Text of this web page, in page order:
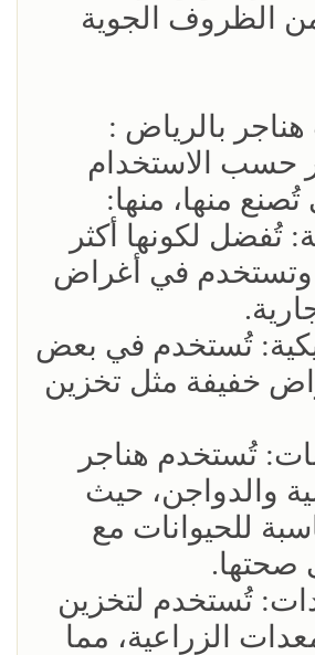
الظروف الجوية
هناجر بالرياض :
حسب الاستخدام
تُصنع منها، منها:
تُفضل لكونها أكثر
وتستخدم في أغراض
تُستخدم في بعض
خفيفة مثل تخزين
تُستخدم هناجر
والدواجن، حيث
للحيوانات مع
صحتها.
تُستخدم لتخزين
الزراعية، مما